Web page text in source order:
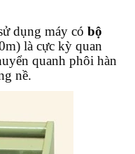
dụng máy có bộ
là cực kỳ quan
quanh phôi hàn
nề.